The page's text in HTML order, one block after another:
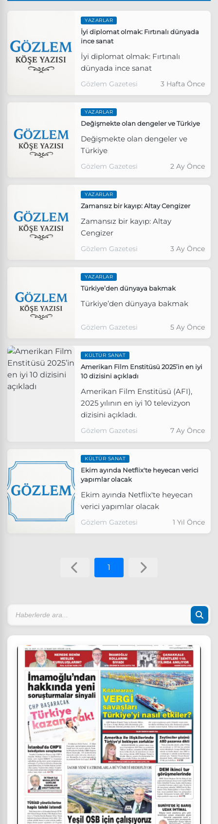
YAZARLAR
İyi diplomat olmak: Fırtınalı dünyada
ince sanat
İyi diplomat olmak: Fırtınalı
dünyada ince sanat
Gözlem Gazetesi 3 Hafta Önce
YAZARLAR
Değişmekte olan dengeler ve Türkiye
Değişmekte olan dengeler ve
Türkiye
Gözlem Gazetesi 2 Ay Önce
YAZARLAR
Zamansız bir kayıp: Altay Cengizer
Zamansız bir kayıp: Altay
Cengizer
Gözlem Gazetesi 3 Ay Önce
YAZARLAR
Türkiye’den dünyaya bakmak
Türkiye’den dünyaya bakmak
Gözlem Gazetesi 5 Ay Önce
KÜLTÜR SANAT
Amerikan Film Enstitüsü 2025’in en iyi
10 dizisini açıkladı
Amerikan Film Enstitüsü (AFI),
2025 yılının en iyi 10 televizyon
dizisini açıkladı.
Gözlem Gazetesi 7 Ay Önce
KÜLTÜR SANAT
Ekim ayında Netflix'te heyecan verici
yapımlar olacak
Ekim ayında Netflix'te heyecan
verici yapımlar olacak
Gözlem Gazetesi 1 Yıl Önce
1